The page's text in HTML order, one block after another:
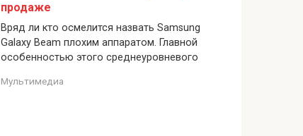
продаже
Вряд ли кто осмелится назвать Samsung
Galaxy Beam плохим аппаратом. Главной
особенностью этого среднеуровневого
Мультимедиа